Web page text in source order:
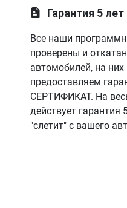
Гарантия 5 лет
Все наши
проверены и
автомобилей, на
предоставляем
СЕРТИФИКАТ. На
действует гарантия
"слетит" с вашего